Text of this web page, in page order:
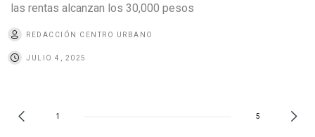
las rentas alcanzan los 30,000 pesos
REDACCIÓN CENTRO URBANO
JULIO 4, 2025
1 5